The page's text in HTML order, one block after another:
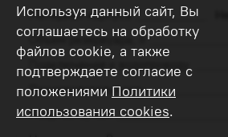
Материал корпуса
Объем резервуара, л
Производительность
Мощность, кВт
Используя данный сайт, Вы
соглашаетесь на обработку
файлов cookie, а также
подтверждаете согласие с
положениями Политики
использования cookies.